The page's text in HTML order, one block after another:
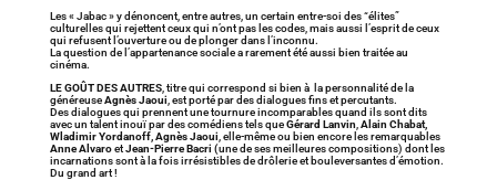
Les « Jabac » y dénoncent, entre autres, un certain entre-soi des “élites”
culturelles qui rejettent ceux qui n’ont pas les codes, mais aussi l’esprit de ceux
qui refusent l’ouverture ou de plonger dans l’inconnu.
La question de l’appartenance sociale a rarement été aussi bien traitée au
cinéma.
LE GOÛT DES AUTRES, titre qui correspond si bien à la personnalité de la
généreuseAgnès Jaoui , est porté par des dialogues fins et percutants.
Des dialogues qui prennent une tournure incomparables quand ils sont dits
avec un talent inouï par des comédiens tels queGérard Lanvin Alain Chabat,
Wladimir Yordanoff, Agnès Jaoui , elle-même ou bien encore les remarquables
Anne AlvaroetJean-Pierre Bacri (une de ses meilleures compositions) dont les
incarnations sont à la fois irrésistibles de drôlerie et bouleversantes d’émotion.
Du grand art !